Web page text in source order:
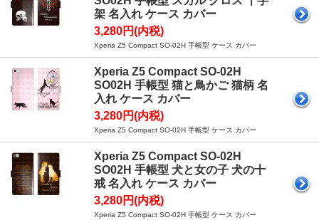
架 名入れ ケース カバー
3,280円(内税)
Xperia Z5 Compact SO-02H 手帳型 ケース カバー
Xperia Z5 Compact SO-02H
SO02H 手帳型 猫と鳥かご 猫柄 名
入れ ケース カバー
3,280円(内税)
Xperia Z5 Compact SO-02H 手帳型 ケース カバー
Xperia Z5 Compact SO-02H
SO02H 手帳型 犬と女の子 犬の十
戒 名入れ ケース カバー
3,280円(内税)
Xperia Z5 Compact SO-02H 手帳型 ケース カバー